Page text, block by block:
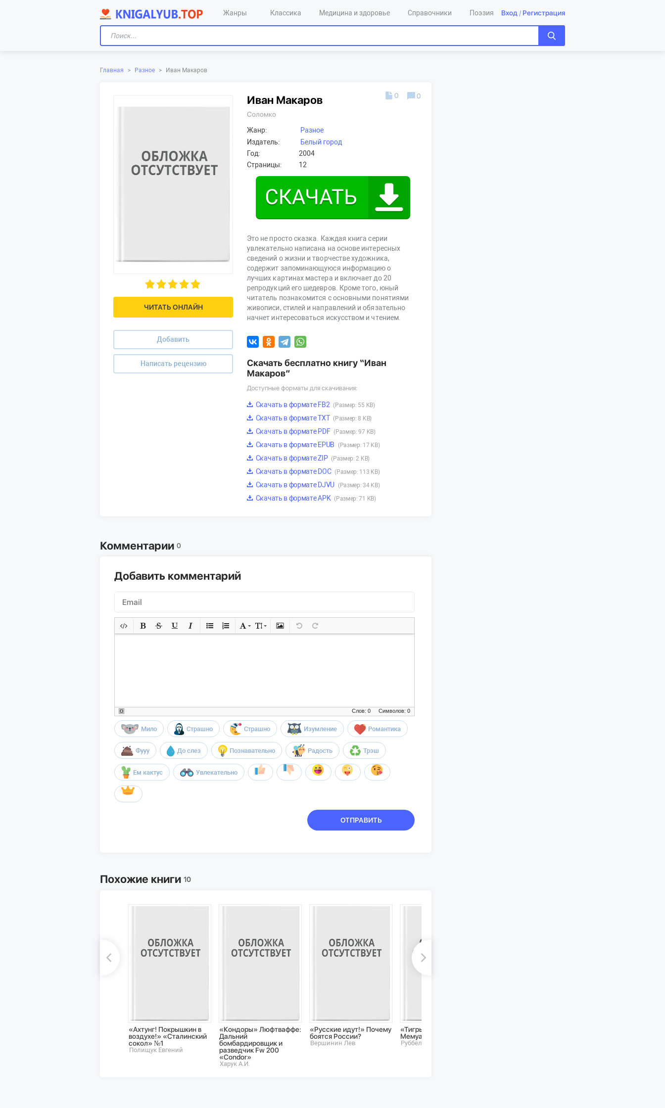
Жанры Классика Медицина и здоровье Справочники Поэзия Вход / Регистрация
Главная > Разное > Иван Макаров
ЧИТАТЬ ОНЛАЙН
Добавить
Написать рецензию
Иван Макаров
Соломко
Жанр:
Разное
Издатель:
Белый город
Год:
2004
Страницы:
12
Это не просто сказка. Каждая книга серии
увлекательно написана на основе интересных
сведений о жизни и творчестве художника,
содержит запоминающуюся информацию о
лучших картинах мастера и включает до 20
репродукций его шедевров. Кроме того, юный
читатель познакомится с основными понятиями
живописи, стилей и направлений и обязательно
начнет интересоваться искусством и чтением.
0 0
Скачать бесплатно книгу “Иван
Макаров”
Доступные форматы для скачивания:
Скачать в формате FB2 (Размер: 55 KB)
Скачать в формате TXT (Размер: 8 KB)
Скачать в формате PDF (Размер: 97 KB)
Скачать в формате EPUB (Размер: 17 KB)
Скачать в формате ZIP (Размер: 2 KB)
Скачать в формате DOC (Размер: 113 KB)
Скачать в формате DJVU (Размер: 34 KB)
Скачать в формате APK (Размер: 71 KB)
Комментарии 0
Добавить комментарий
Символов: 0
Слов: 0
Мило Страшно Страшно Изумление Романтика
Фууу До слез Познавательно Радость Трэш
Ем кактус Увлекательно
ОТПРАВИТЬ
Похожие книги 10
«Ахтунг! Покрышкин в
воздухе!» «Сталинский
сокол» №1
Полищук Евгений
«Кондоры» Люфтваффе:
Дальний
бомбардировщик и
разведчик Fw 200
«Condor»
Харук А.И.
«Русские идут!» Почему
боятся России?
Вершинин Лев
«Тигры» в снегу:
Мемуары танкового аса
Руббель А.